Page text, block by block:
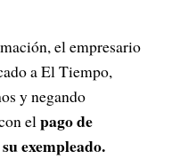
el empresario
a El Tiempo,
y negando
elpago de
exempleado.